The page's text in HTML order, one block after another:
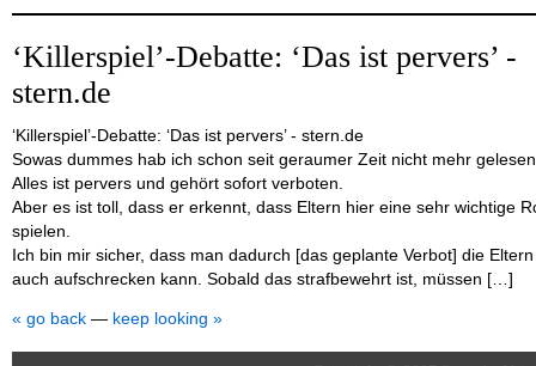
‘Killerspiel’-Debatte: ‘Das ist pervers’ -
stern.de
‘Killerspiel’-Debatte: ‘Das ist pervers’ - stern.de
Sowas dummes hab ich schon seit geraumer Zeit nicht mehr
Alles ist pervers und gehört sofort verboten.
Aber es ist toll, dass er erkennt, dass Eltern hier eine sehr wichtige
spielen.
Ich bin mir sicher, dass man dadurch [das geplante Verbot] die Eltern
auch aufschrecken kann. Sobald das strafbewehrt ist, müssen […]
« go back — keep looking »